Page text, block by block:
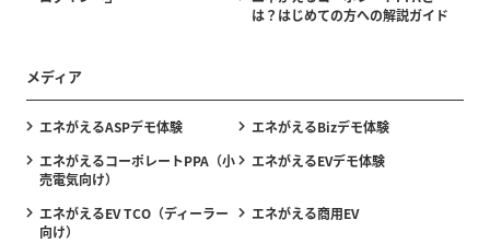
は？はじめての方への解説ガイド
メディア
エネがえるASPデモ体験
エネがえるBizデモ体験
エネがえるコーポレートPPA（小
売電気向け）
エネがえるEVデモ体験
エネがえるEV TCO（ディーラー
向け）
エネがえる商用EV